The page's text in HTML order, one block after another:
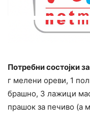
Потребни состојки
г мелени ореви, 1
брашно, 3 лажици
прашок за печиво (а